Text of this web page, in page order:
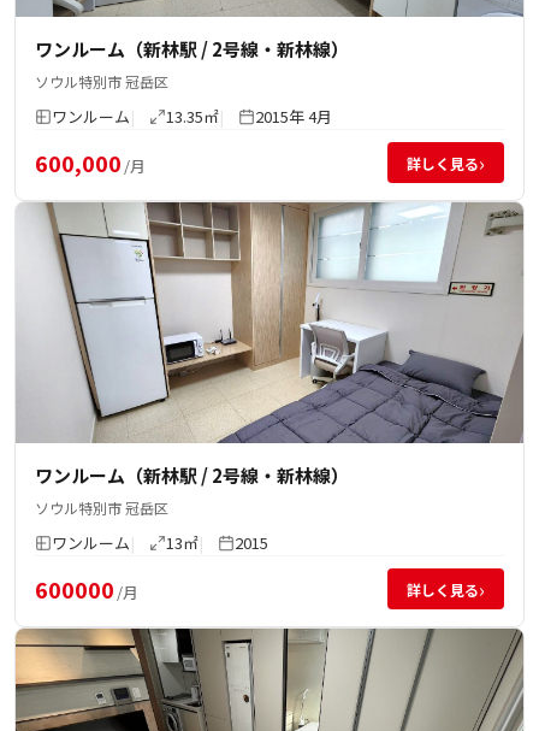
ワンルーム（新林駅 / 2号線・新林線）
ソウル特別市 冠岳区
ワンルーム 13.35㎡ 2015年 4月
600,000 /月 詳しく見る›
ワンルーム（新林駅 / 2号線・新林線）
ソウル特別市 冠岳区
ワンルーム 13㎡ 2015
600000 /月 詳しく見る›